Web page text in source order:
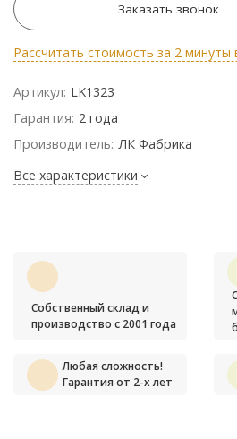
Заказать звонок
Рассчитать стоимость за 2 минуты
Артикул: LK1323
Гарантия: 2 года
Производитель: ЛК Фабрика
Все характеристики
Собственный склад и
производство с 2001 года
Любая сложность!
Гарантия от 2-х лет